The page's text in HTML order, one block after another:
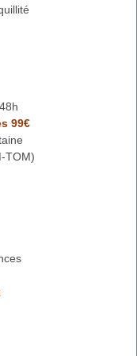
99€
TOM)